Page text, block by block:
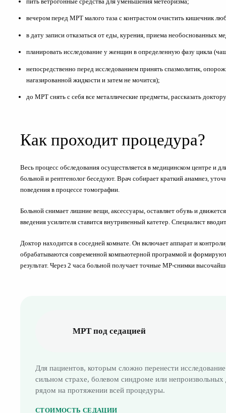
вечером перед МРТ малого таза с контрастом очистить кишечник
в дату записи отказаться от еды, курения, приема необоснованных
планировать исследование у женщин в определенную фазу цикла
непосредственно перед исследованием принять спазмолитик,
нагазированной жидкости и затем не мочится);
до МРТ снять с себя все металлические предметы, рассказать
Как проходит процедура?
Весь процесс обследования осуществляется в медицинском центре и
больной и рентгенолог беседуют. Врач собирает краткий анамнез,
поведения в процессе томографии.
Больной снимает лишние вещи, аксессуары, оставляет обувь и
введения усилителя ставится внутривенный катетер. Специалист
Доктор находится в соседней комнате. Он включает аппарат и
обрабатываются современной компьютерной программой и
результат. Через 2 часа больной получает точные МР-снимки
МРТ под седацией
Для пациентов, которым сложно перенести
сильном страхе, болевом синдроме или
рядом на протяжении всей процедуры.
СТОИМОСТЬ СЕДАЦИИ